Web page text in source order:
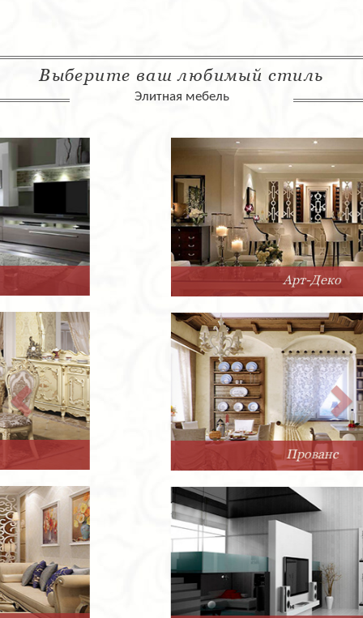
Выберите ваш любимый стиль
Элитная мебель
Арт-Деко